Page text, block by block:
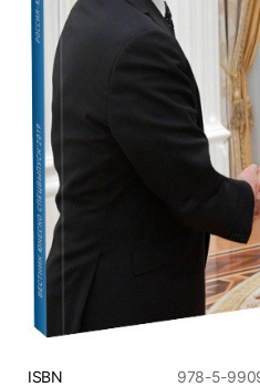
ISBN
978-5-